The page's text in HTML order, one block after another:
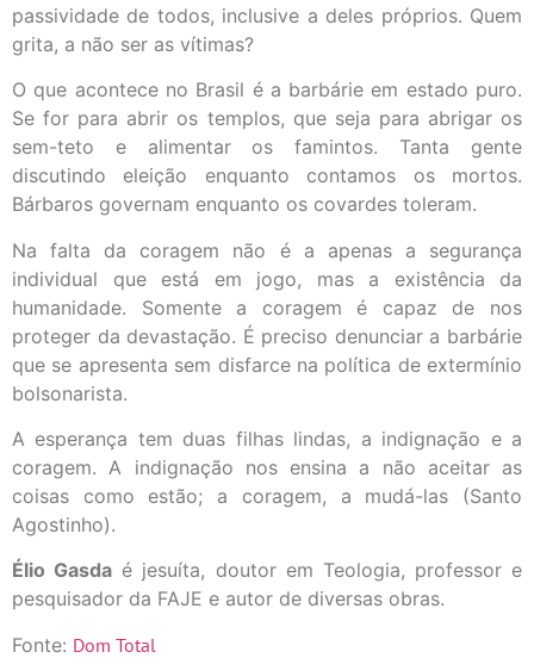
passividade de todos, inclusive a deles próprios. Quem
grita, a não ser as vítimas?
O que acontece no Brasil é a barbárie em estado puro.
Se for para abrir os templos, que seja para abrigar os
sem-teto e alimentar os famintos. Tanta gente
discutindo eleição enquanto contamos os mortos.
Bárbaros governam enquanto os covardes toleram.
Na falta da coragem não é a apenas a segurança
individual que está em jogo, mas a existência da
humanidade. Somente a coragem é capaz de nos
proteger da devastação. É preciso denunciar a barbárie
que se apresenta sem disfarce na política de extermínio
bolsonarista.
A esperança tem duas filhas lindas, a indignação e a
coragem. A indignação nos ensina a não aceitar as
coisas como estão; a coragem, a mudá-las (Santo
Agostinho).
Élio Gasda é jesuíta, doutor em Teologia, professor e
pesquisador da FAJE e autor de diversas obras.
Fonte: Dom Total